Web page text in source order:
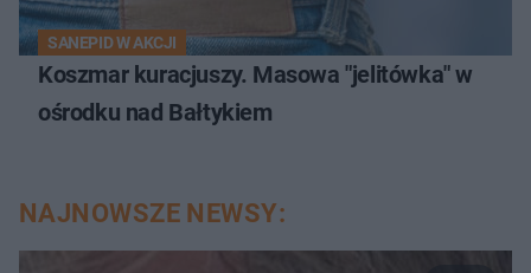
SANEPID W AKCJI
Koszmar kuracjuszy. Masowa "jelitówka" w
ośrodku nad Bałtykiem
NAJNOWSZE NEWSY: